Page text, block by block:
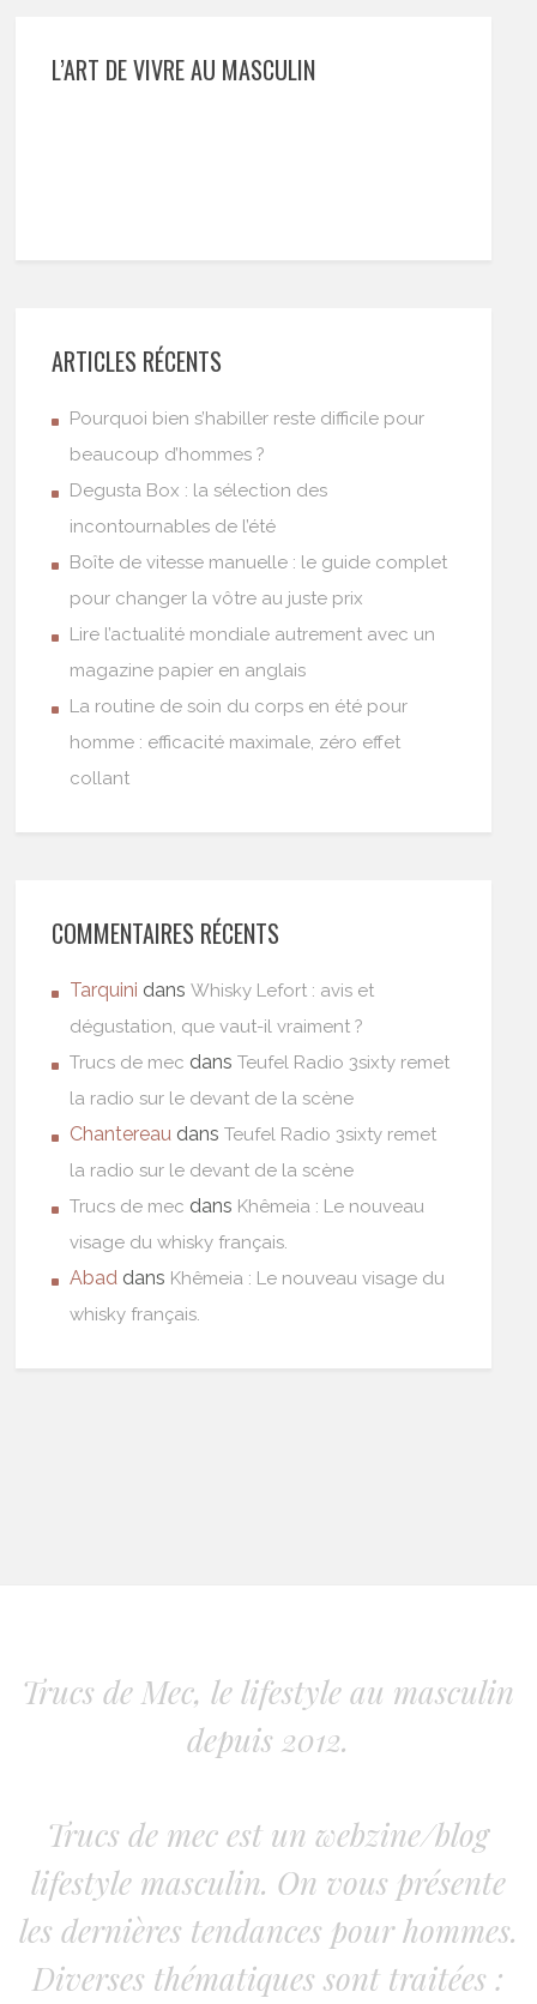
L’ART DE VIVRE AU MASCULIN
ARTICLES RÉCENTS
Pourquoi bien s’habiller reste difficile pour
beaucoup d’hommes ?
Degusta Box : la sélection des
incontournables de l’été
Boîte de vitesse manuelle : le guide complet
pour changer la vôtre au juste prix
Lire l’actualité mondiale autrement avec un
magazine papier en anglais
La routine de soin du corps en été pour
homme : efficacité maximale, zéro effet
collant
COMMENTAIRES RÉCENTS
Tarquini dansWhisky Lefort : avis et
dégustation, que vaut-il vraiment ?
Trucs de mec dansTeufel Radio 3sixty remet
la radio sur le devant de la scène
Chantereau dansTeufel Radio 3sixty remet
la radio sur le devant de la scène
Trucs de mec dans Khêmeia : Le nouveau
visage du whisky français.
Abad dans Khêmeia : Le nouveau visage du
whisky français.
Trucs de Mec, le lifestyle au masculin
depuis 2012.
Trucs de mec est un webzine/blog
lifestyle masculin. On vous présente
les dernières tendances pour hommes.
Diverses thématiques sont traitées :